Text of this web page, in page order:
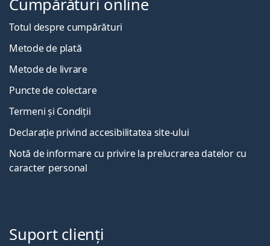
Cumpărături online
Totul despre cumpărături
Metode de plată
Metode de livrare
Puncte de colectare
Termeni și Condiții
Declarație privind accesibilitatea site-ului
Notă de informare cu privire la prelucrarea datelor cu
caracter personal
Suport clienți